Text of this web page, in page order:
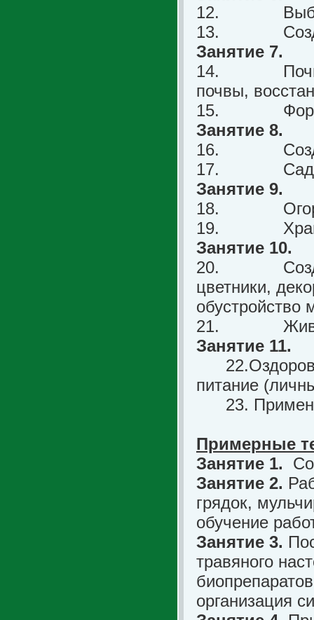
12.
13.
Занятие 7.
14.
почвы,
15.
Занятие 8.
16.
17.
Занятие 9.
18.
19.
Занятие 10.
20.
цветники,
обустройство
21.
Занятие 11.
питание
23.
Примерные
Занятие 1.
Занятие 2.
грядок,
обучение
Занятие 3.
травяного
организация